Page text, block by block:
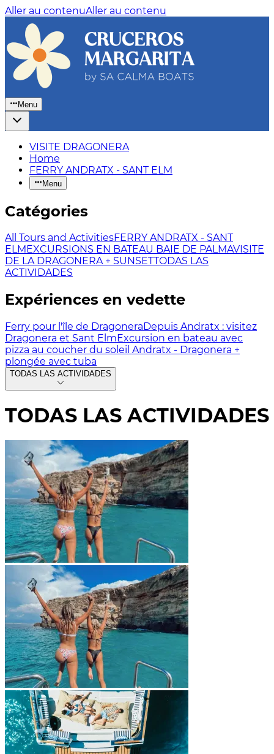
Aller au contenuAller au contenu
Menu
VISITE DRAGONERA
Home
FERRY ANDRATX - SANT ELM
Menu
Catégories
All Tours and ActivitiesFERRY ANDRATX - SANT
ELM EXCURSIONS EN BATEAU BAIE DE PALMAVISITE
DE LA DRAGONERA + SUNSETTODAS LAS
ACTIVIDADES
Expériences en vedette
Ferry pour l'île de Dragonera Depuis Andratx : visitez
Dragonera et Sant Elm Excursion en bateau avec
pizza au coucher du soleil Andratx - Dragonera +
plongée avec tuba
TODAS LAS ACTIVIDADES
TODAS LAS ACTIVIDADES